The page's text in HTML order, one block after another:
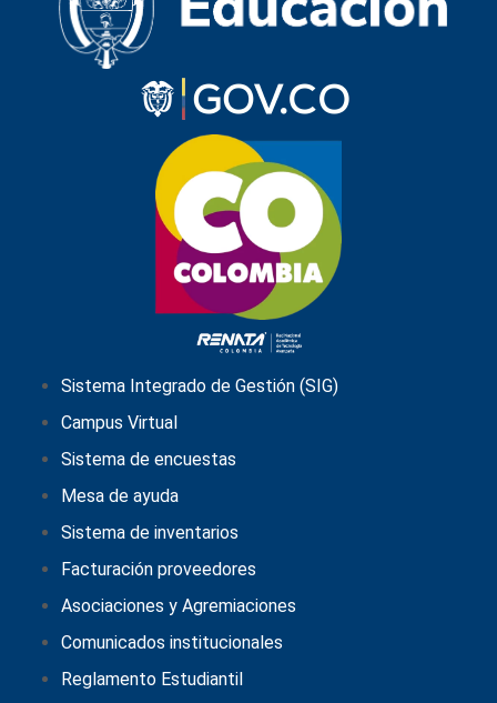
Sistema Integrado de Gestión (SIG)
Campus Virtual
Sistema de encuestas
Mesa de ayuda
Sistema de inventarios
Facturación proveedores
Asociaciones y Agremiaciones
Comunicados institucionales
Reglamento Estudiantil